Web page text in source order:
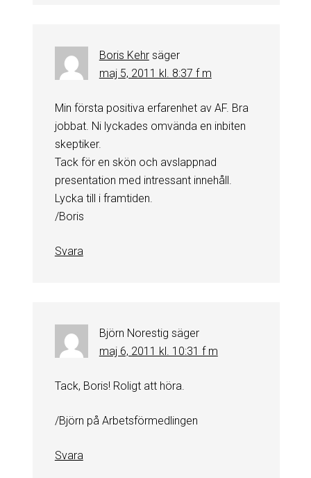
Boris Kehr säger
maj 5, 2011 kl. 8:37 f m
Min första positiva erfarenhet av AF. Bra
jobbat. Ni lyckades omvända en inbiten
skeptiker.
Tack för en skön och avslappnad
presentation med intressant innehåll.
Lycka till i framtiden.
/Boris
Svara
Björn Norestig säger
maj 6, 2011 kl. 10:31 f m
Tack, Boris! Roligt att höra.
/Björn på Arbetsförmedlingen
Svara